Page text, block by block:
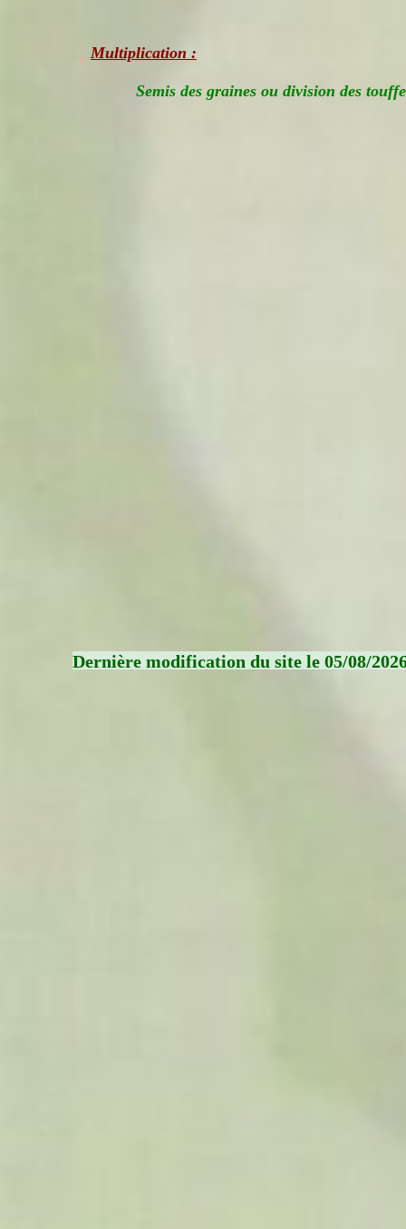
Multiplication :
Semis des graines ou division des
Dernière modification du site le 05/08/